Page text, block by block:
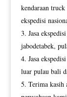
kendaraan
ekspedisi
Jasa
jabodetabek,
Jasa
luar pulau bali
Terima kasih